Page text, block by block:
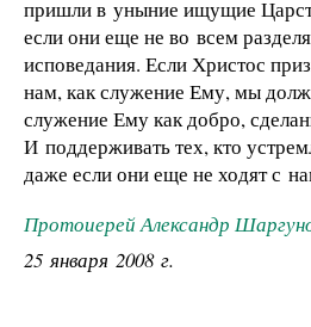
пришли в уныние ищущие
если они еще не во всем
исповедания. Если Христос
нам, как служение Ему, мы
служение Ему как добро,
И поддерживать тех, кто
даже если они еще не ходят с
Протоиерей Александр
25 января 2008 г.